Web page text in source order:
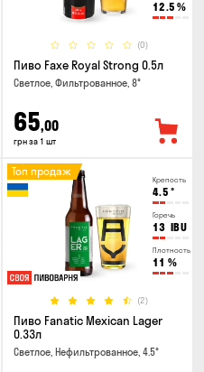
12.5 %
(0)
Пиво Faxe Royal Strong 0.5л
Светлое, Фильтрованное, 8°
65,00
грн за 1 шт
Крепость
4.5 °
Горечь
13 IBU
Плотность
11 %
(2)
Топ продаж
Пиво Fanatic Mexican Lager
0.33л
Светлое, Нефильтрованное, 4.5°